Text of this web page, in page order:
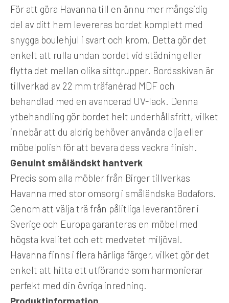
För att göra Havanna till en ännu mer mångsidig
del av ditt hem levereras bordet komplett med
snygga boulehjul i svart och krom. Detta gör det
enkelt att rulla undan bordet vid städning eller
flytta det mellan olika sittgrupper. Bordsskivan är
tillverkad av 22 mm träfanérad MDF och
behandlad med en avancerad UV-lack. Denna
ytbehandling gör bordet helt underhållsfritt, vilket
innebär att du aldrig behöver använda olja eller
möbelpolish för att bevara dess vackra finish.
Genuint småländskt hantverk
Precis som alla möbler från Birger tillverkas
Havanna med stor omsorg i småländska Bodafors.
Genom att välja trä från pålitliga leverantörer i
Sverige och Europa garanteras en möbel med
högsta kvalitet och ett medvetet miljöval.
Havanna finns i flera härliga färger, vilket gör det
enkelt att hitta ett utförande som harmonierar
perfekt med din övriga inredning.